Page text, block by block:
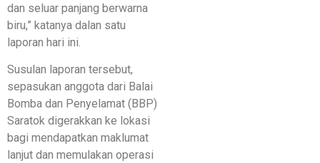
dan seluar panjang berwarna
biru,” katanya dalan satu
laporan hari ini.
Susulan laporan tersebut,
sepasukan anggota dari Balai
Bomba dan Penyelamat (BBP)
Saratok digerakkan ke lokasi
bagi mendapatkan maklumat
lanjut dan memulakan operasi